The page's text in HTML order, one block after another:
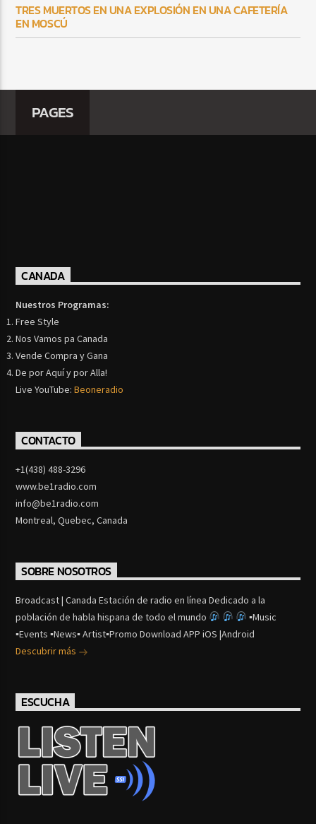
TRES MUERTOS EN UNA EXPLOSIÓN EN UNA CAFETERÍA
EN MOSCÚ
PAGES
CANADA
Nuestros Programas:
Free Style
Nos Vamos pa Canada
Vende Compra y Gana
De por Aquí y por Alla!
Live YouTube:Beoneradio
CONTACTO
+1(438) 488-3296
www.be1radio.com
info@be1radio.com
Montreal, Quebec, Canada
SOBRE NOSOTROS
Broadcast | Canada Estación de radio en línea Dedicado a la
población de habla hispana de todo el mundo
▪Music
▪Events ▪News▪ Artist▪Promo Download APP iOS |Android
Descubrir más
ESCUCHA